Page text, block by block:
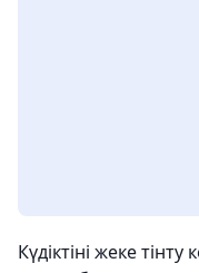
Күдіктіні жеке